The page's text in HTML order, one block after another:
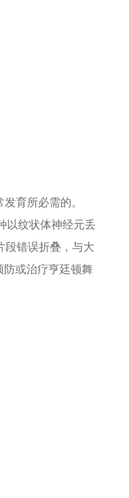
育所必需的。
以纹状体神经元丢
段错误折叠，与大
防或治疗亨廷顿舞